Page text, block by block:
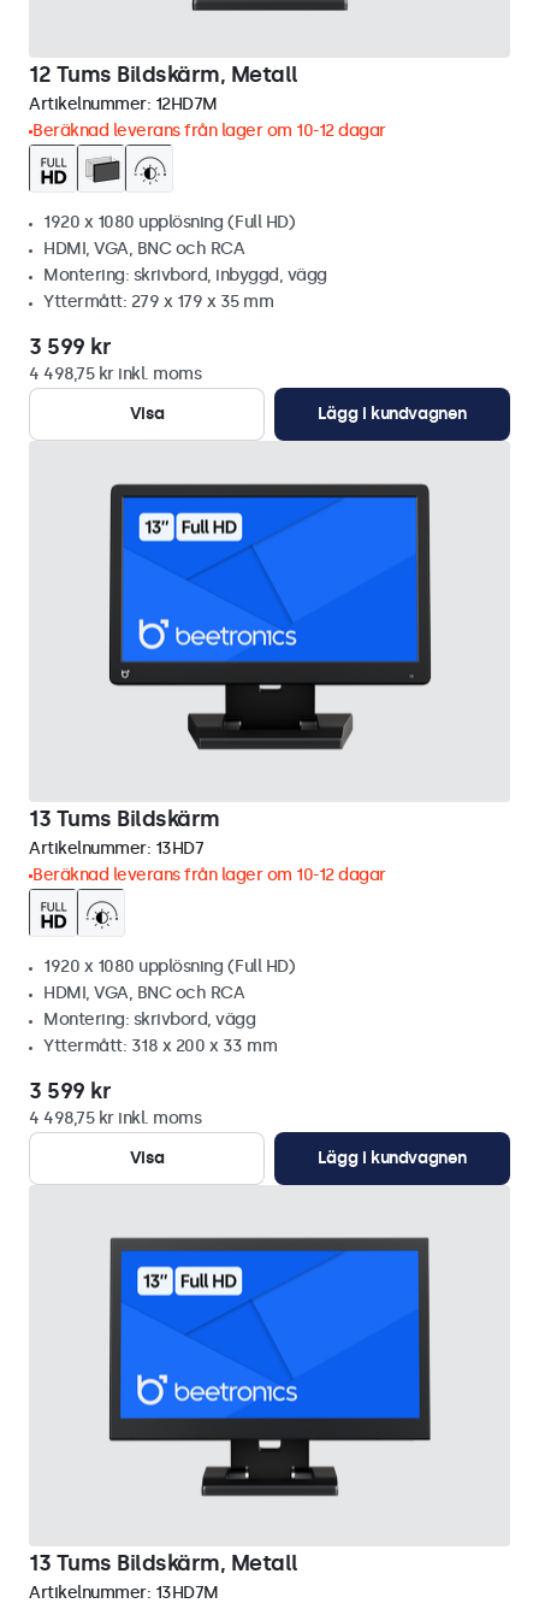
12 Tums Bildskärm, Metall
Artikelnummer: 12HD7M
Beräknad leverans från lager om 10-12 dagar
1920 x 1080 upplösning (Full HD)
HDMI, VGA, BNC och RCA
Montering: skrivbord, inbyggd, vägg
Yttermått: 279 x 179 x 35 mm
3 599 kr
4 498,75 kr inkl. moms
Visa
Lägg i kundvagnen
13 Tums Bildskärm
Artikelnummer: 13HD7
Beräknad leverans från lager om 10-12 dagar
1920 x 1080 upplösning (Full HD)
HDMI, VGA, BNC och RCA
Montering: skrivbord, vägg
Yttermått: 318 x 200 x 33 mm
3 599 kr
4 498,75 kr inkl. moms
Visa
Lägg i kundvagnen
13 Tums Bildskärm, Metall
Artikelnummer: 13HD7M